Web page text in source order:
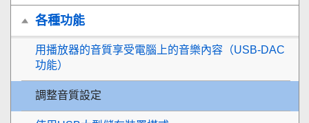
各種功能
用播放器的音質享受電腦上的音樂內容（USB-DAC
功能）
調整音質設定